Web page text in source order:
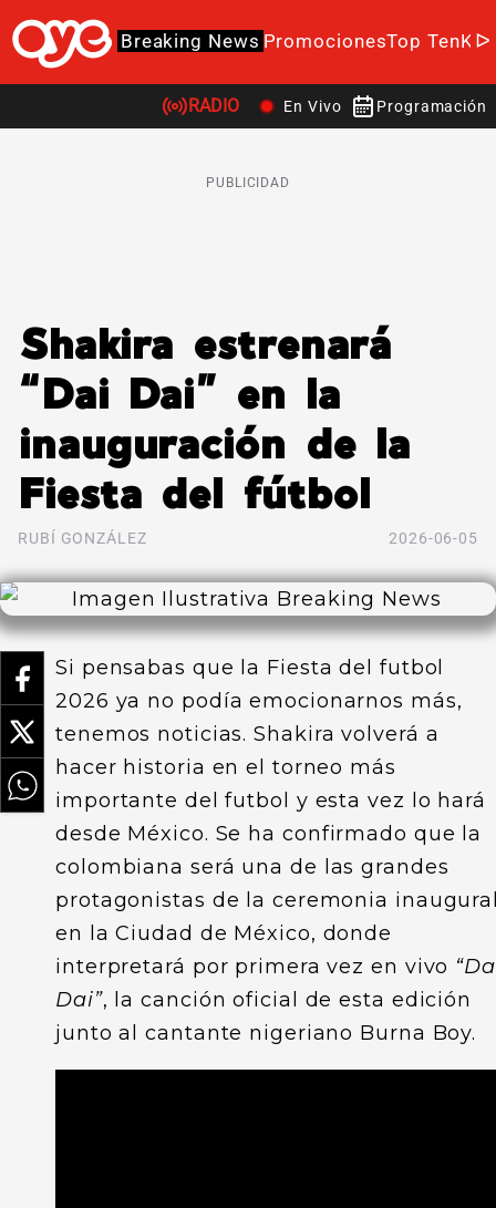
Breaking News PromocionesTop TenK-
RADIO En Vivo Programación
PUBLICIDAD
Shakira estrenará
“Dai Dai” en la
inauguración de la
Fiesta del fútbol
RUBÍ GONZÁLEZ 2026-06-05
Si pensabas que la Fiesta del futbol
2026 ya no podía emocionarnos más,
tenemos noticias. Shakira volverá a
hacer historia en el torneo más
importante del futbol y esta vez lo hará
desde México. Se ha confirmado que la
colombiana será una de las grandes
protagonistas de la ceremonia
en la Ciudad de México, donde
interpretará por primera vez en vivo
Dai”, la canción oficial de esta edición
junto al cantante nigeriano Burna Boy.